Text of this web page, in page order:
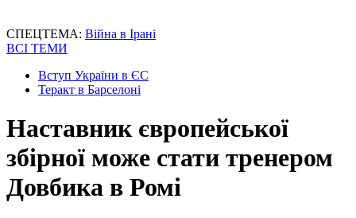
СПЕЦТЕМА: Війна в Ірані
ВСІ ТЕМИ
Вступ України в ЄС
Теракт в Барселоні
Наставник європейської
збірної може стати тренером
Довбика в Ромі